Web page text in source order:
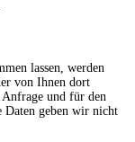
lassen, werden
von Ihnen dort
Anfrage und für den
Daten geben wir nicht